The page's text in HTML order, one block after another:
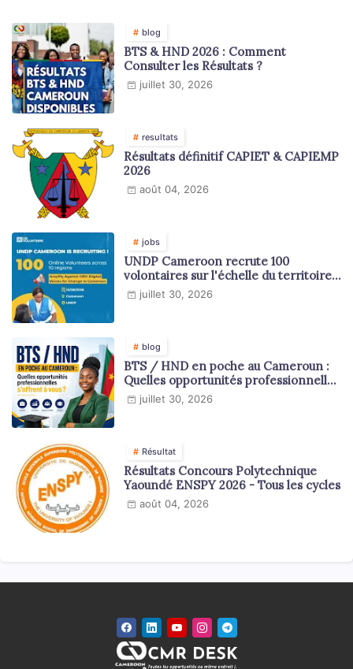
blog
BTS & HND 2026 : Comment
Consulter les Résultats ?
juillet 30, 2026
resultats
Résultats définitif CAPIET & CAPIEMP
2026
août 04, 2026
jobs
UNDP Cameroon recrute 100
volontaires sur l'échelle du territoire
national
juillet 30, 2026
blog
BTS / HND en poche au Cameroun :
Quelles opportunités professionnelles
s'offrent à vous ?
juillet 30, 2026
Résultat
Résultats Concours Polytechnique
Yaoundé ENSPY 2026 - Tous les cycles
août 04, 2026